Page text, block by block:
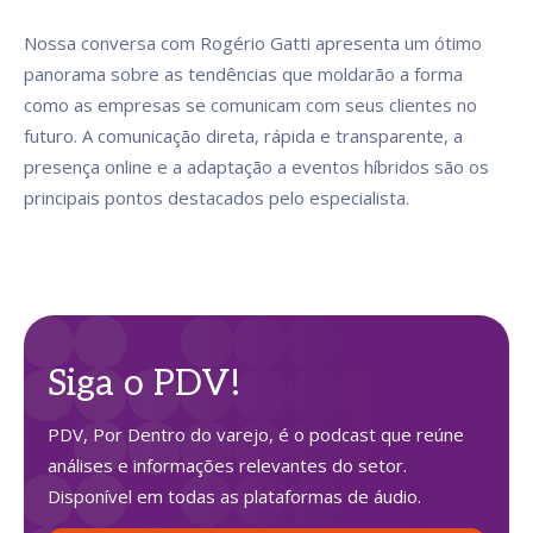
Nossa conversa com Rogério Gatti apresenta um ótimo
panorama sobre as tendências que moldarão a forma
como as empresas se comunicam com seus clientes no
futuro. A comunicação direta, rápida e transparente, a
presença online e a adaptação a eventos híbridos são os
principais pontos destacados pelo especialista.
Siga o PDV!
PDV, Por Dentro do varejo, é o podcast que reúne
análises e informações relevantes do setor.
Disponível em todas as plataformas de áudio.